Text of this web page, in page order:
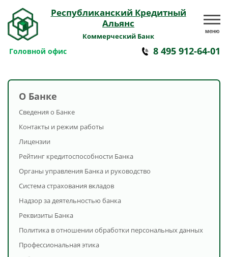
Республиканский Кредитный
Альянс
Коммерческий Банк
меню
Головной офис 8 495 912-64-01
О Банке
Сведения о Банке
Контакты и режим работы
Лицензии
Рейтинг кредитоспособности Банка
Органы управления Банка и руководство
Система страхования вкладов
Надзор за деятельностью банка
Реквизиты Банка
Политика в отношении обработки персональных данных
Профессиональная этика